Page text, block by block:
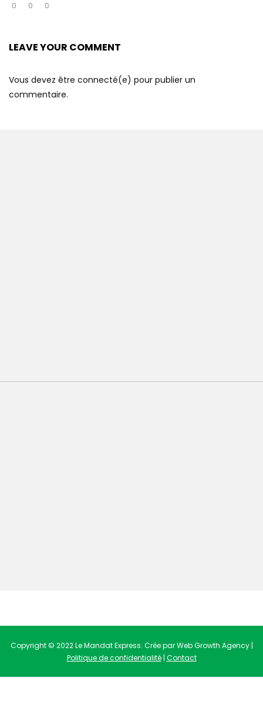
0
0 0
LEAVE YOUR COMMENT
Vous devez être connecté(e) pour publier un
commentaire.
Copyright © 2022 Le Mandat Express. Crée par Web Growth Agency |
Politique de confidentialité| Contact